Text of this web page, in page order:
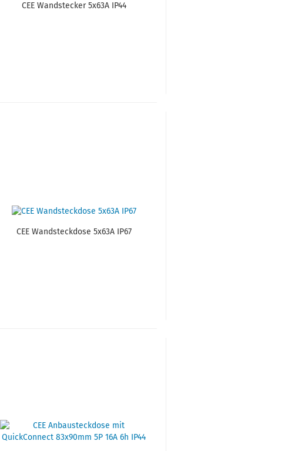
CEE Wand­ste­cker 5x63A IP44
CEE Wand­steck­do­se 5x63A IP67